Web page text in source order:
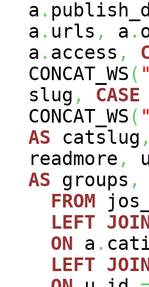
a .
a . urls , a .
a . access ,
CONCAT_WS(
slug , CASE
CONCAT_WS(
AS catslug ,
readmore ,
AS groups ,
FROM
LEFT
ON a .
LEFT